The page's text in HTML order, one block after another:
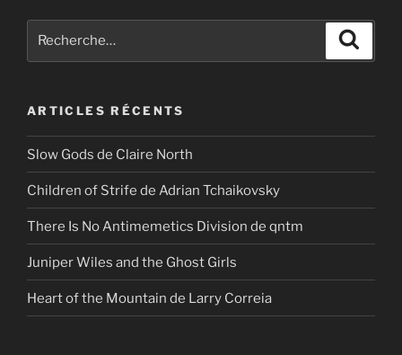
ARTICLES RÉCENTS
Slow Gods de Claire North
Children of Strife de Adrian Tchaikovsky
There Is No Antimemetics Division de qntm
Juniper Wiles and the Ghost Girls
Heart of the Mountain de Larry Correia